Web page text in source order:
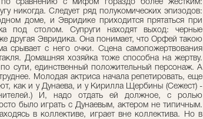
сравнению с мифом гораздо более жестким:
никогда. Следует ряд полукомических эпизодов:
доме, и Эвридике приходится прятаться при
под столом. Супруги находят выход: черные
другая Эвридика. Она понимает, что Орфей такою
срывает с него очки. Сцена самопожертвования
Домашняя хозяйка тоже способна на жертву.
сути, единственный положительный персонаж. А
Молодая актриса начала репетировать, еще
как и у Дунаева, и у Кирилла Щербины (Сежест) -
И, надо отдать ей должное, с ролью
было играть с Дунаевым, актером не типичным.
в коллективе, играет вне коллектива. Но в